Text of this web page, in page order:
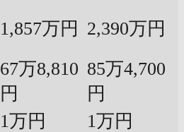
1,857万円
2,390万円
67万8,810
円
85万4,700
円
1万円
1万円